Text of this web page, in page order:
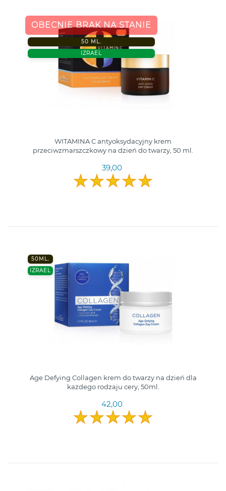
OBECNIE BRAK NA STANIE
50 ML.
IZRAEL
WITAMINA C antyoksydacyjny krem
przeciwzmarszczkowy na dzień do twarzy, 50 ml.
39,00
50ML.
IZRAEL
Age Defying Collagen krem do twarzy na dzień dla
każdego rodzaju cery, 50ml.
42,00